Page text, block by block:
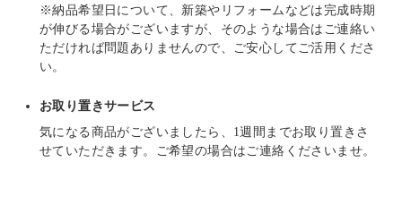
※納品希望日について、新築やリフォームなどは完成時期
が伸びる場合がございますが、そのような場合はご連絡い
ただければ問題ありませんので、ご安心してご活用くださ
い。
お取り置きサービス
気になる商品がございましたら、1週間までお取り置きさ
せていただきます。ご希望の場合はご連絡くださいませ。